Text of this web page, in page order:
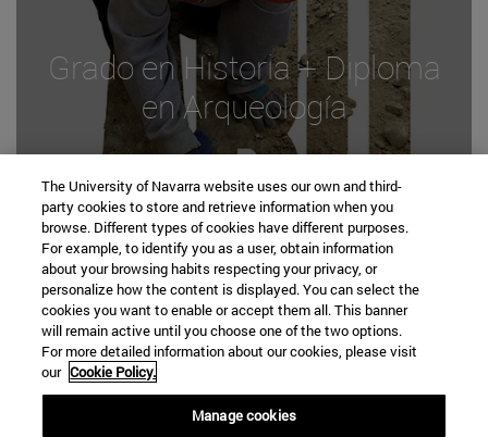
Grado en Historia + Diploma
en Arqueología
Ir a la web
PRÓXIMAS ACTIVIDADES
The University of Navarra website uses our own and third-
party cookies to store and retrieve information when you
browse. Different types of cookies have different purposes.
For example, to identify you as a user, obtain information
about your browsing habits respecting your privacy, or
personalize how the content is displayed. You can select the
cookies you want to enable or accept them all. This banner
will remain active until you choose one of the two options.
For more detailed information about our cookies, please visit
our Cookie Policy.
Manage cookies